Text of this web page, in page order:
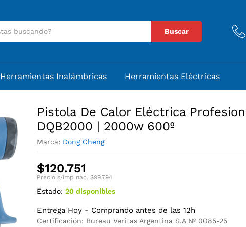
Buscar
Herramientas Inalámbricas Herramientas Eléctricas
Pistola De Calor Eléctrica
DQB2000 | 2000w 600º
Marca: Dong Cheng
$120.751
Precio s/imp nac.$99.794
Estado: 20 disponibles
Entrega Hoy - Comprando antes de las 12h
Certificación: Bureau Veritas Argentina S.A Nº 0085-25